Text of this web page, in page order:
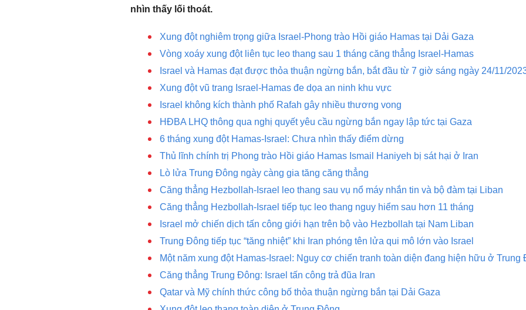
nhìn thấy lối thoát.
Xung đột nghiêm trọng giữa Israel-Phong trào Hồi giáo Hamas tại Dải Gaza
Vòng xoáy xung đột liên tục leo thang sau 1 tháng căng thẳng Israel-Hamas
Israel và Hamas đạt được thỏa thuận ngừng bắn, bắt đầu từ 7 giờ sáng ngày 24/11/
Xung đột vũ trang Israel-Hamas đe dọa an ninh khu vực
Israel không kích thành phố Rafah gây nhiều thương vong
HĐBA LHQ thông qua nghị quyết yêu cầu ngừng bắn ngay lập tức tại Gaza
6 tháng xung đột Hamas-Israel: Chưa nhìn thấy điểm dừng
Thủ lĩnh chính trị Phong trào Hồi giáo Hamas Ismail Haniyeh bị sát hại ở Iran
Lò lửa Trung Đông ngày càng gia tăng căng thẳng
Căng thẳng Hezbollah-Israel leo thang sau vụ nổ máy nhắn tin và bộ đàm tại Liban
Căng thẳng Hezbollah-Israel tiếp tục leo thang nguy hiểm sau hơn 11 tháng
Israel mở chiến dịch tấn công giới hạn trên bộ vào Hezbollah tại Nam Liban
Trung Đông tiếp tục “tăng nhiệt” khi Iran phóng tên lửa qui mô lớn vào Israel
Một năm xung đột Hamas-Israel: Nguy cơ chiến tranh toàn diện đang hiện hữu ở Trung
Căng thẳng Trung Đông: Israel tấn công trả đũa Iran
Qatar và Mỹ chính thức công bố thỏa thuận ngừng bắn tại Dải Gaza